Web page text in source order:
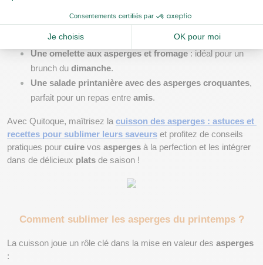
cuites, un peu de crème et un bouillon pour un velouté
savoureux.
Une omelette aux asperges et fromage : idéal pour un
brunch du dimanche.
Une salade printanière avec des asperges croquantes,
parfait pour un repas entre amis.
Avec Quitoque, maîtrisez la cuisson des asperges : astuces et
recettes pour sublimer leurs saveurs et profitez de conseils
pratiques pour cuire vos asperges à la perfection et les intégrer
dans de délicieux plats de saison !
Comment sublimer les asperges du printemps ?
La cuisson joue un rôle clé dans la mise en valeur des asperges
: